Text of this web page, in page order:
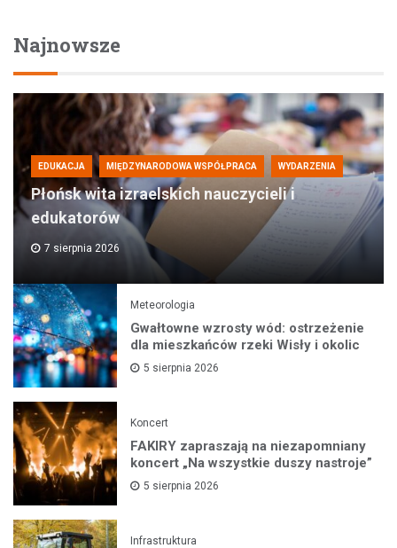
Najnowsze
EDUKACJA MIĘDZYNARODOWA WSPÓŁPRACA WYDARZENIA
Płońsk wita izraelskich nauczycieli i
edukatorów
7 sierpnia 2026
Meteorologia
Gwałtowne wzrosty wód: ostrzeżenie
dla mieszkańców rzeki Wisły i okolic
5 sierpnia 2026
Koncert
FAKIRY zapraszają na niezapomniany
koncert „Na wszystkie duszy nastroje”
5 sierpnia 2026
Infrastruktura